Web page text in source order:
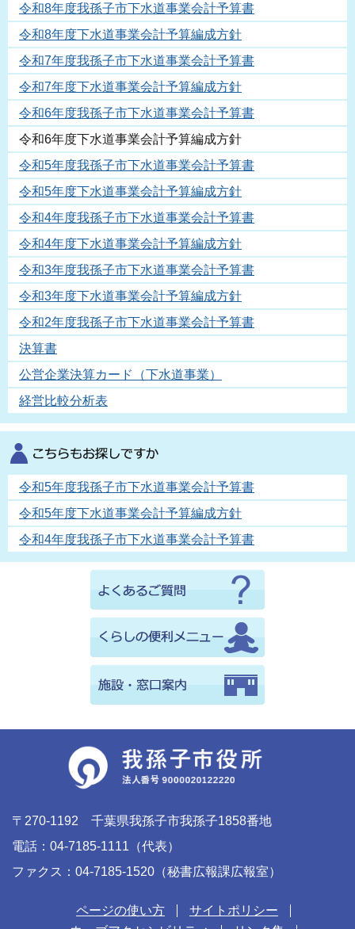
令和8年度我孫子市下水道事業会計予算書
令和8年度下水道事業会計予算編成方針
令和7年度我孫子市下水道事業会計予算書
令和7年度下水道事業会計予算編成方針
令和6年度我孫子市下水道事業会計予算書
令和6年度下水道事業会計予算編成方針
令和5年度我孫子市下水道事業会計予算書
令和5年度下水道事業会計予算編成方針
令和4年度我孫子市下水道事業会計予算書
令和4年度下水道事業会計予算編成方針
令和3年度我孫子市下水道事業会計予算書
令和3年度下水道事業会計予算編成方針
令和2年度我孫子市下水道事業会計予算書
決算書
公営企業決算カード（下水道事業）
経営比較分析表
令和5年度我孫子市下水道事業会計予算書
令和5年度下水道事業会計予算編成方針
令和4年度我孫子市下水道事業会計予算書
〒270-1192 千葉県我孫子市我孫子1858番地
電話：04-7185-1111（代表）
ファクス：04-7185-1520（秘書広報課広報室）
ページの使い方
サイトポリシー